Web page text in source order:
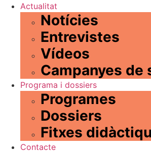
Actualitat
Notícies
Entrevistes
Vídeos
Campanyes de
Programa i dossiers
Programes
Dossiers
Fitxes
Contacte